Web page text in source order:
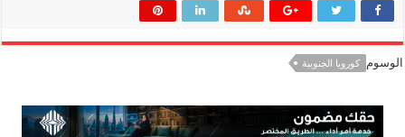
الوسوم كورويا الجنوبية